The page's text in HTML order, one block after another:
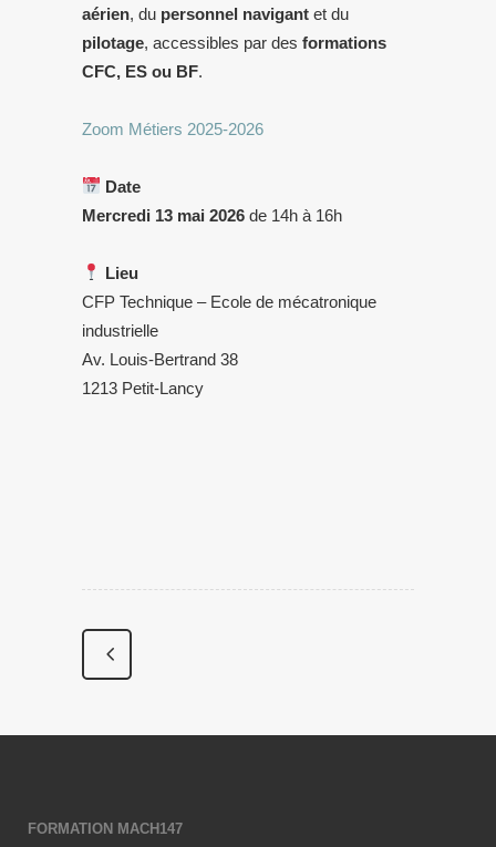
aérien, du personnel navigant et du
pilotage, accessibles par des formations
CFC, ES ou BF.
Zoom Métiers 2025-2026
Date
Mercredi 13 mai 2026 de 14h à 16h
Lieu
CFP Technique – Ecole de mécatronique
industrielle
Av. Louis-Bertrand 38
1213 Petit-Lancy
FORMATION MACH147